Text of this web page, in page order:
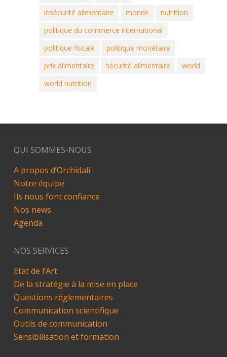
insécurité alimentaire
monde
nutrition
politique du commerce international
politique fiscale
politique monétaire
prix alimentaire
sécurité alimentaire
world
world nutrition
QUI SOMMES-NOUS
A propos d’Orchidali
Notre équipe
Ils nous font confiance
Nos news
Agenda
NOS SERVICES
Etat de l’Art
De la stratégie à la mise en place
Questions réglementaires
Communication scientifique
Outils de communication
Sensibilisation et formation